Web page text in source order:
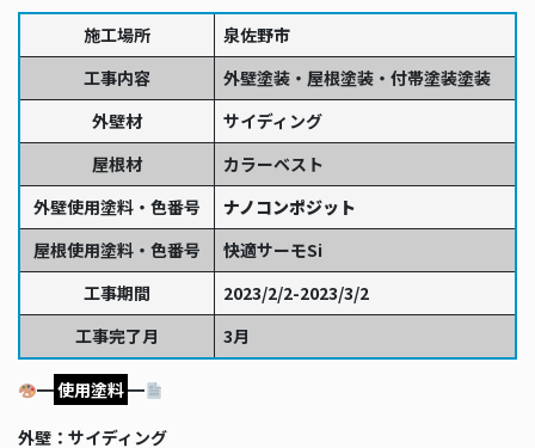
施工場所
泉佐野市
工事内容
外壁塗装・屋根塗装・付帯塗装塗装
外壁材
サイディング
屋根材
カラーベスト
外壁使用塗料・色番号
ナノコンポジット
屋根使用塗料・色番号
快適サーモSi
工事期間
2023/2/2-2023/3/2
工事完了月
3月
━使用塗料━
外壁：サイディング